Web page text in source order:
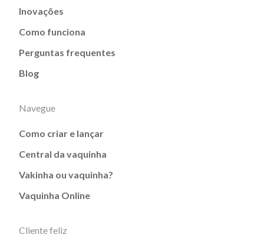
Inovações
Como funciona
Perguntas frequentes
Blog
Navegue
Como criar e lançar
Central da vaquinha
Vakinha ou vaquinha?
Vaquinha Online
Cliente feliz